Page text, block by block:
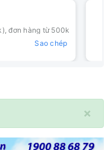
đơn hàng từ 500k
Sao chép
×